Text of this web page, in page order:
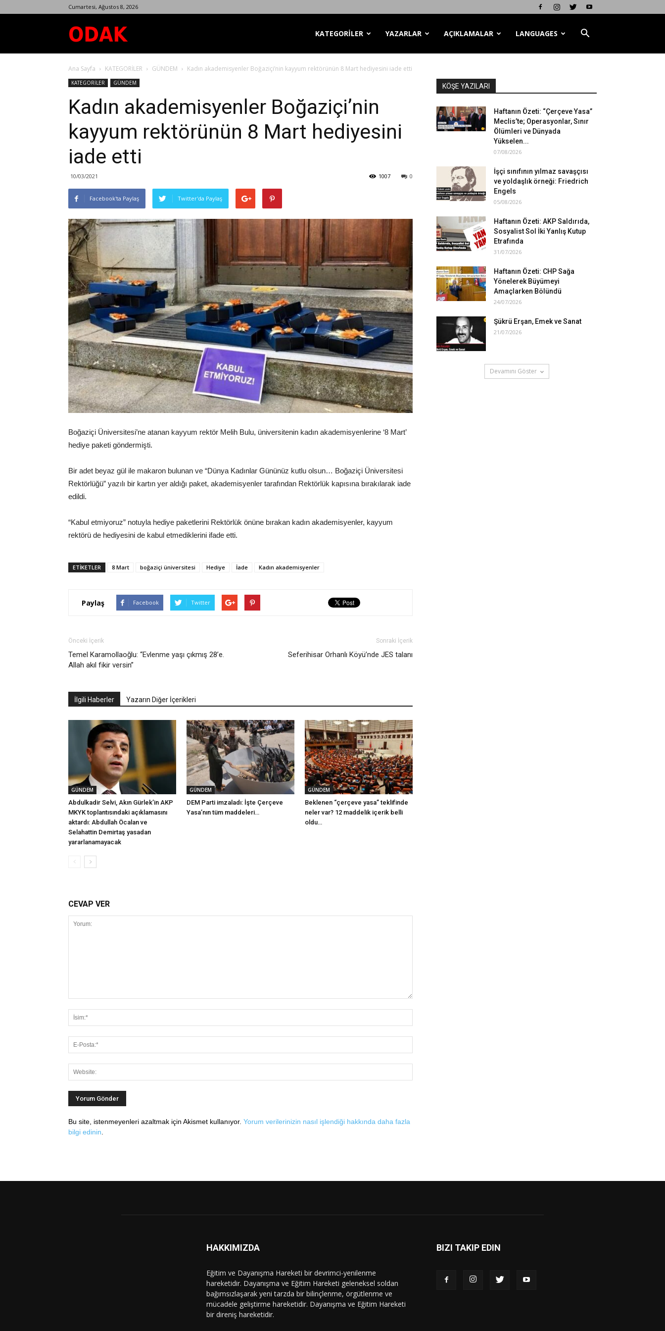
Cumartesi, Ağustos 8, 2026
Dergisi
KATEGORİLER YAZARLAR AÇIKLAMALAR LANGUAGES
Ana Sayfa KATEGORİLER GÜNDEM Kadın akademisyenler Boğaziçi’nin kayyum rektörünün 8 Mart hediyesini iade etti
KATEGORİLER GÜNDEM
Kadın akademisyenler Boğaziçi’nin
kayyum rektörünün 8 Mart hediyesini
iade etti
10/03/2021 0
1007
Facebook'ta Paylaş Twitter'da Paylaş
Boğaziçi Üniversitesi’ne atanan kayyum rektör Melih Bulu, üniversitenin kadın akademisyenlerine ‘8 Mart’
hediye paketi göndermişti.
Bir adet beyaz gül ile makaron bulunan ve “Dünya Kadınlar Gününüz kutlu olsun… Boğaziçi Üniversitesi
Rektörlüğü” yazılı bir kartın yer aldığı paket, akademisyenler tarafından Rektörlük kapısına bırakılarak iade
edildi.
“Kabul etmiyoruz” notuyla hediye paketlerini Rektörlük önüne bırakan kadın akademisyenler, kayyum
rektörü de hediyesini de kabul etmediklerini ifade etti.
ETIKETLER 8 Mart boğaziçi üniversitesi Hediye İade Kadın akademisyenler
Paylaş Facebook Twitter
Önceki İçerik
Temel Karamollaoğlu: “Evlenme yaşı çıkmış 28’e.
Allah akıl fikir versin”
Sonraki İçerik
Seferihisar Orhanlı Köyü’nde JES talanı
İlgili Haberler Yazarın Diğer İçerikleri
GÜNDEM
Abdulkadir Selvi, Akın Gürlek’in AKP
MKYK toplantısındaki açıklamasını
aktardı: Abdullah Öcalan ve
Selahattin Demirtaş yasadan
yararlanamayacak
GÜNDEM
DEM Parti imzaladı: İşte Çerçeve
Yasa’nın tüm maddeleri…
GÜNDEM
Beklenen “çerçeve yasa” teklifinde
neler var? 12 maddelik içerik belli
oldu…
CEVAP VER
Bu site, istenmeyenleri azaltmak için Akismet kullanıyor. Yorum verilerinizin nasıl işlendiği hakkında daha fazla
bilgi edinin
KÖŞE YAZILARI
Haftanın Özeti: “Çerçeve Yasa”
Meclis’te; Operasyonlar, Sınır
Ölümleri ve Dünyada
Yükselen...
07/08/2026
İşçi sınıfının yılmaz savaşçısı
ve yoldaşlık örneği: Friedrich
Engels
05/08/2026
Haftanın Özeti: AKP Saldırıda,
Sosyalist Sol İki Yanlış Kutup
Etrafında
31/07/2026
Haftanın Özeti: CHP Sağa
Yönelerek Büyümeyi
Amaçlarken Bölündü
24/07/2026
Şükrü Erşan, Emek ve Sanat
21/07/2026
Devamını Göster
HAKKIMIZDA
Eğitim ve Dayanışma Hareketi bir devrimci-yenilenme
hareketidir. Dayanışma ve Eğitim Hareketi geleneksel soldan
bağımsızlaşarak yeni tarzda bir bilinçlenme, örgütlenme ve
mücadele geliştirme hareketidir. Dayanışma ve Eğitim Hareketi
bir direniş hareketidir.
BIZI TAKIP EDIN